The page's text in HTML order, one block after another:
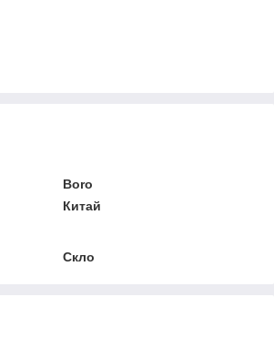
Boro
Китай
Скло